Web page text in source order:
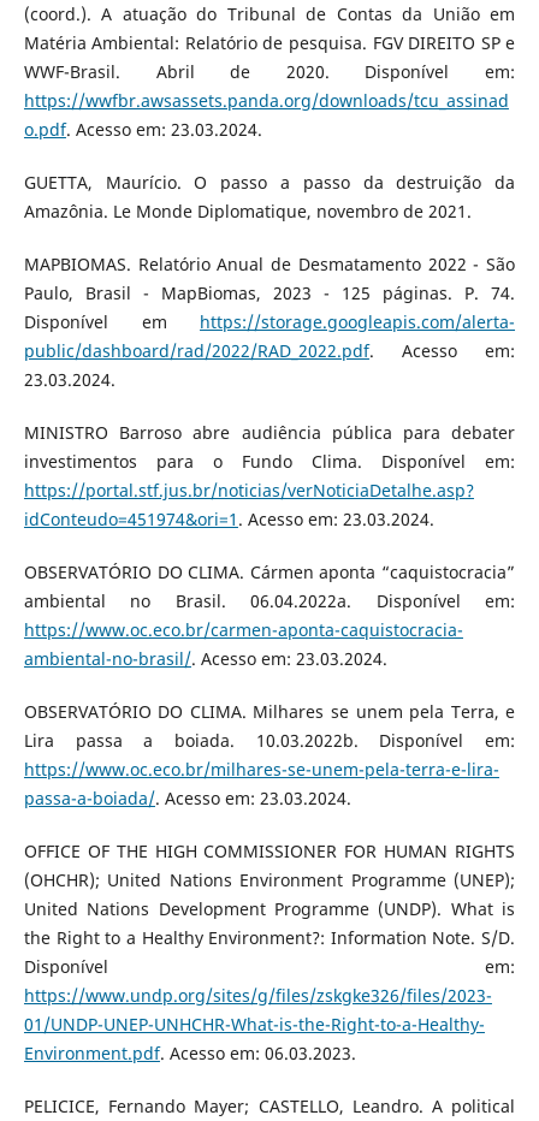
(coord.). A atuação do Tribunal de Contas da União em
Matéria Ambiental: Relatório de pesquisa. FGV DIREITO SP e
WWF-Brasil. Abril de 2020. Disponível em:
https://wwfbr.awsassets.panda.org/downloads/tcu_assinad
o.pdf. Acesso em: 23.03.2024.
GUETTA, Maurício. O passo a passo da destruição da
Amazônia. Le Monde Diplomatique, novembro de 2021.
MAPBIOMAS. Relatório Anual de Desmatamento 2022 - São
Paulo, Brasil - MapBiomas, 2023 - 125 páginas. P. 74.
Disponível em https://storage.googleapis.com/alerta-
public/dashboard/rad/2022/RAD_2022.pdf. Acesso em:
23.03.2024.
MINISTRO Barroso abre audiência pública para debater
investimentos para o Fundo Clima. Disponível em:
https://portal.stf.jus.br/noticias/verNoticiaDetalhe.asp?
idConteudo=451974&ori=1 . Acesso em: 23.03.2024.
OBSERVATÓRIO DO CLIMA. Cármen aponta “caquistocracia”
ambiental no Brasil. 06.04.2022a. Disponível em:
https://www.oc.eco.br/carmen-aponta-caquistocracia-
ambiental-no-brasil/. Acesso em: 23.03.2024.
OBSERVATÓRIO DO CLIMA. Milhares se unem pela Terra, e
Lira passa a boiada. 10.03.2022b. Disponível em:
https://www.oc.eco.br/milhares-se-unem-pela-terra-e-lira-
passa-a-boiada/. Acesso em: 23.03.2024.
OFFICE OF THE HIGH COMMISSIONER FOR HUMAN RIGHTS
(OHCHR); United Nations Environment Programme (UNEP);
United Nations Development Programme (UNDP). What is
the Right to a Healthy Environment?: Information Note. S/D.
Disponível em:
https://www.undp.org/sites/g/files/zskgke326/files/2023-
01/UNDP-UNEP-UNHCHR-What-is-the-Right-to-a-Healthy-
Environment.pdf. Acesso em: 06.03.2023.
PELICICE, Fernando Mayer; CASTELLO, Leandro. A political